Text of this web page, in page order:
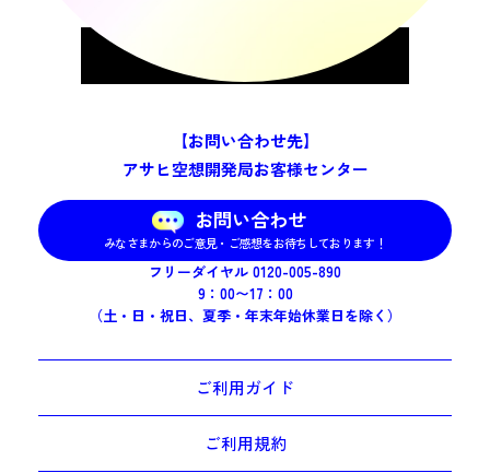
第4条（ログインID・パスワードの管理責任等）
1. 当社はお客様に対し、本サイト会員ご登録時にログインIDとパスワ
ードを発行いたします。本サイト会員に登録したお客様は、ログイ
ンIDとパスワードの管理、およびその使用に関して一切の責任を負
ついて、当社は一切の責任を負いません。ログインIDを用いた本サ
し、当社の故意もしくは過失又は当社のログインID・パスワードの
漏洩により第三者がお客様のログインID・パスワードを利用した場
合はこの限りではありません。
3. 会員は、ご自身のログインIDやパスワードの第三者への漏洩や不正
使用が判明した場合、ただちに「アサヒ空想開発局お客様センタ
ー」にその旨をご連絡いただくものとします。
本サイトにおける商品購入については、20歳以上のお客様に限定さ
せていただいております。
第6条（契約の成立）
本サイトでの商品購入における商品売買契約は、お客様からのご注
せする「ご注文商品の発送が完了しました」メールをお客様にそれ
ぞれ送信したときに、各社との間で成立します。なお、お客様から
【お問い合わせ先】
アサヒ空想開発局お客様センター
お問い合わせ
みなさまからのご意見・ご感想をお待ちしております！
フリーダイヤル 0120-005-890
9：00〜17：00
（土・日・祝日、夏季・年末年始休業日を除く）
ご利用ガイド
ご利用規約